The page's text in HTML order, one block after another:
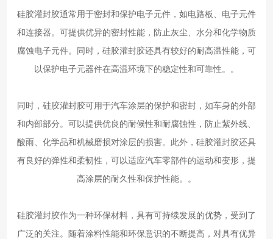
硅胶灌封胶通常用于密封和保护电子元件，如电路板、电子元件
和连接器。可提供优异的密封性能，防止灰尘、水分和化学物质
腐蚀电子元件。同时，硅胶灌封胶还具有较好的耐高温性能，可
以保护电子元器件在高温环境下的稳定性和可靠性。。
同时，硅胶灌封胶可用于汽车涂层的保护和密封，如车身的外部
和内部部分。可以提供优良的耐候性和耐腐蚀性，防止紫外线、
酸雨、化学品和机械磨损对涂层的损害。此外，硅胶灌封胶还具
有良好的弹性和柔韧性，可以适应汽车零部件的运动和变形，提
高涂层的耐久性和保护性能。。
硅胶灌封胶作为一种环保材料，具有可持续发展的优势，受到了
广泛的关注。随着涂料性能和环保意识的不断提高，对具有优异